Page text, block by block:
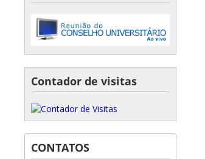
Contador de visitas
CONTATOS